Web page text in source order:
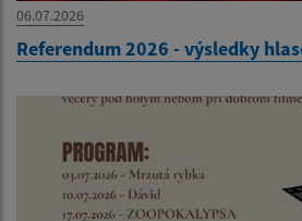
06.07.2026
Referendum 2026 - výsledky